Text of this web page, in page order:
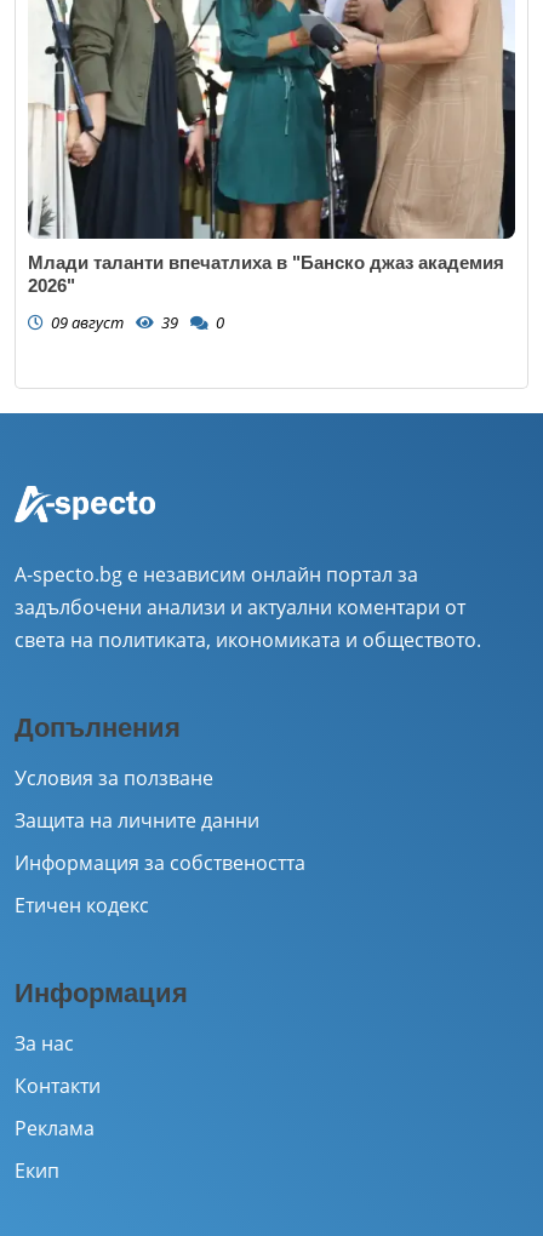
Млади таланти впечатлиха в "Банско джаз академия
2026"
09 август 39 0
A-specto.bg е независим онлайн портал за
задълбочени анализи и актуални коментари от
света на политиката, икономиката и обществото.
Допълнения
Условия за ползване
Защита на личните данни
Информация за собствеността
Етичен кодекс
Информация
За нас
Контакти
Реклама
Екип